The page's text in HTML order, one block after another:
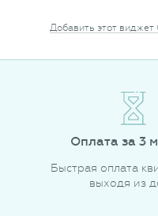
Добавить этот виджет
Оплата за 3
Быстрая оплата
выходя из